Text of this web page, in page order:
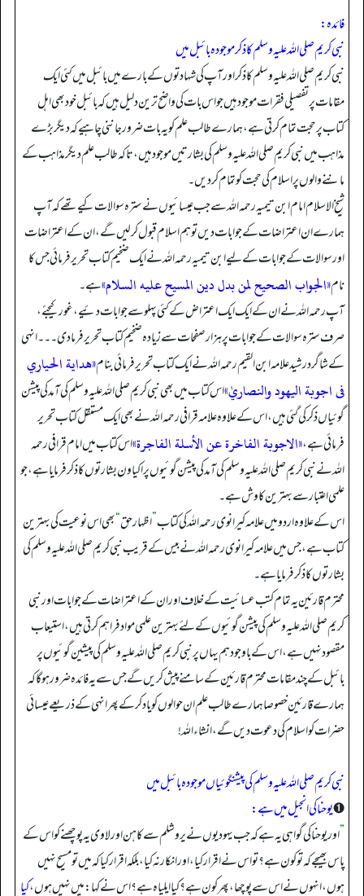
فائدہ:
نبی کریم صلی اللہ علیہ وسلم کا ذکر موجودہ بائبل میں
نبی کریم صلی اللہ علیہ وسلم کا ذکر اور آپ کی شہادتوں کے بارے میں بائبل میں کئی ایک
مقامات پر تفصیلی فقرات موجود ہیں جو اس بات کی واضح ترین دلیل ہیں کہ بائبل خود بھی اہل
کتاب پر حجت تمام کرتی ہے، ہمارے طالب علم کو یہ بات ضرور جاننی چاہیے کہ دیگر بڑے
مذاہب میں نبی کریم صلی اللہ علیہ وسلم کی بشارتیں موجود ہیں، تاکہ طالب علم دیگر مذاہب کے
ماننے والوں پر اسلام کی حجت کو تمام کر دیں۔
شیخ الاسلام امام ابن تیمیہ رحمہ اللہ سے جب عیسائیوں نے سترہ سوالات کیے تھے کہ آپ
ہمارے ان اعتراضات کے جوابات دیں تو ہم اسلام قبول کر لیں گے، ان کے اعتراضات
اور سوالات کے جوابات کے لیے ابن تیمیہ رحمہ اللہ نے ایک ضخیم کتاب تحریر فرمائی جس کا
نام«الجواب الصحيح لمن بدل دين المسيح عليه السلام»ہے۔
آپ رحمہ اللہ نے ان کے ایک ایک اعتراض کے کئی پہلو سے جوابات دئیے، غور کیجئے،
صرف سترہ سوالات کے جوابات پر ہزار صفحات سے زیادہ ضخیم کتاب تحریر فرما دی۔۔۔ انہی
کے شاگرد رشید علامہ ابن القیم رحمہ اللہ نے ایک کتاب تحریر فرمائی بنام«هداية الحياري
فى اجوبة اليهود والنصاريٰ»اس کتاب میں بھی نبی کریم صلی اللہ علیہ وسلم کی آمد کی پیشن
گوئیاں ذکر کی گئی ہیں، اس کے علاوہ علامہ قرافی رحمہ اللہ نے بھی ایک مستقل کتاب تحریر
فرمائی ہے،«الاجوبة الفاخرة عن الأسلة الفاجرة»اس کتاب میں امام قرافی رحمہ
اللہ نے نبی کریم صلی اللہ علیہ وسلم کی آمد کی پیشن گوئیوں پر اکیاون بشارتوں کا ذکر فرمایا ہے، جو
علمی اعتبار سے بہترین کاوش ہے۔
اس کے علاوہ اردو میں علامہ کیرانوی رحمہ اللہ کی کتاب”اظہار حق“بھی اس نوعیت کی بہترین
کتاب ہے، جس میں علامہ کیرانوی رحمہ اللہ نے بیس کے قریب نبی کریم صلی اللہ علیہ وسلم کی
بشارتوں کا ذکر فرمایا ہے۔
محترم قارئین یہ تمام کتب عسائیت کے خلاف اور ان کے اعتراضات کے جوابات اور نبی
کریم صلی اللہ علیہ وسلم کی پیشن گوئیوں کے لئے بہترین علمی مواد فراہم کرتی ہیں، استیعاب
مقصود نہیں ہے، اس کے باوجود ہم یہاں پر نبی کریم صلی اللہ علیہ وسلم کی پیشین گوئیوں پر
بائبل کے چند مقامات محترم قارئین کے سامنے پیش کریں گے جس سے یہ فائدہ ضرور ہو گا کہ
ہمارے قارئین خصوصا ہمارے طالب علم ان حوالوں کو یاد کر کے پھر انہی کے ذریعے عیسائی
حضرات کو اسلام کی دعوت دیں گے، انشاءاللہ!
نبی کریم صلی اللہ علیہ وسلم کی پیشنگوئیاں موجودہ بائبل میں
➊یوحنا کی انجیل میں ہے:
”اور یوحنا کی گواہی یہ ہے کہ جب یہودیوں نے یروشلم سے کاہن اور لاوی یہ پوچھنے کو اس کے
پاس بھیجے کہ تو کون ہے؟ تو اس نے اقرار کیا، اور انکار نہ کیا، بلکہ اقرار کیا کہ میں تو مسیح نہیں
ہوں، انہوں نے اس سے پوچھا، پھر کون ہے؟ کیا ایلیاہ ہے؟ اس نے کہا: میں نہیں ہوں،کیا